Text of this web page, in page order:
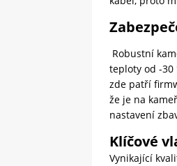
Robustní
teploty od -30
zde patří
že je na
nastavení
Klíčové
Vynikající